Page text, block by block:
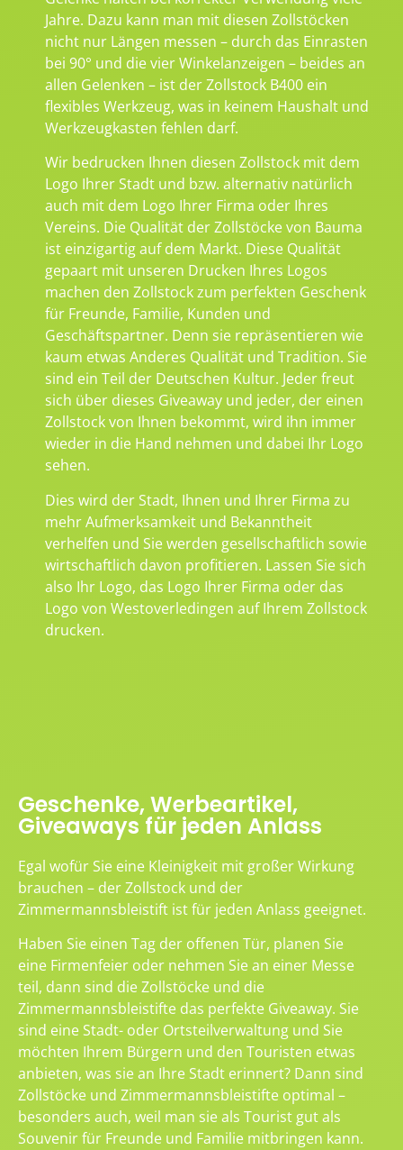
Jahre. Dazu kann man mit diesen Zollstöcken
nicht nur Längen messen – durch das Einrasten
bei 90° und die vier Winkelanzeigen – beides an
allen Gelenken – ist der Zollstock B400 ein
flexibles Werkzeug, was in keinem Haushalt und
Werkzeugkasten fehlen darf.
Wir bedrucken Ihnen diesen Zollstock mit dem
Logo Ihrer Stadt und bzw. alternativ natürlich
auch mit dem Logo Ihrer Firma oder Ihres
Vereins. Die Qualität der Zollstöcke von Bauma
ist einzigartig auf dem Markt. Diese Qualität
gepaart mit unseren Drucken Ihres Logos
machen den Zollstock zum perfekten Geschenk
für Freunde, Familie, Kunden und
Geschäftspartner. Denn sie repräsentieren wie
kaum etwas Anderes Qualität und Tradition. Sie
sind ein Teil der Deutschen Kultur. Jeder freut
sich über dieses Giveaway und jeder, der einen
Zollstock von Ihnen bekommt, wird ihn immer
wieder in die Hand nehmen und dabei Ihr Logo
sehen.
Dies wird der Stadt, Ihnen und Ihrer Firma zu
mehr Aufmerksamkeit und Bekanntheit
verhelfen und Sie werden gesellschaftlich sowie
wirtschaftlich davon profitieren. Lassen Sie sich
also Ihr Logo, das Logo Ihrer Firma oder das
Logo von Westoverledingen auf Ihrem Zollstock
drucken.
Geschenke, Werbeartikel,
Giveaways für jeden Anlass
Egal wofür Sie eine Kleinigkeit mit großer Wirkung
brauchen – der Zollstock und der
Zimmermannsbleistift ist für jeden Anlass geeignet.
Haben Sie einen Tag der offenen Tür, planen Sie
eine Firmenfeier oder nehmen Sie an einer Messe
teil, dann sind die Zollstöcke und die
Zimmermannsbleistifte das perfekte Giveaway. Sie
sind eine Stadt- oder Ortsteilverwaltung und Sie
möchten Ihrem Bürgern und den Touristen etwas
anbieten, was sie an Ihre Stadt erinnert? Dann sind
Zollstöcke und Zimmermannsbleistifte optimal –
besonders auch, weil man sie als Tourist gut als
Souvenir für Freunde und Familie mitbringen kann.